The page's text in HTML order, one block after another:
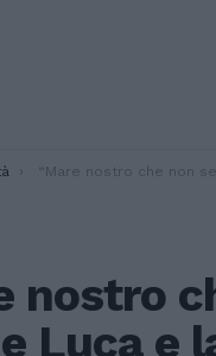
“Mare nostro che non sei nei cieli”, Erri De Luca e
nostro
Luca e